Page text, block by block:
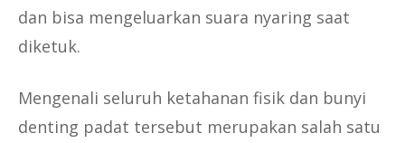
dan bisa mengeluarkan suara nyaring saat
diketuk.
Mengenali seluruh ketahanan fisik dan bunyi
denting padat tersebut merupakan salah satu